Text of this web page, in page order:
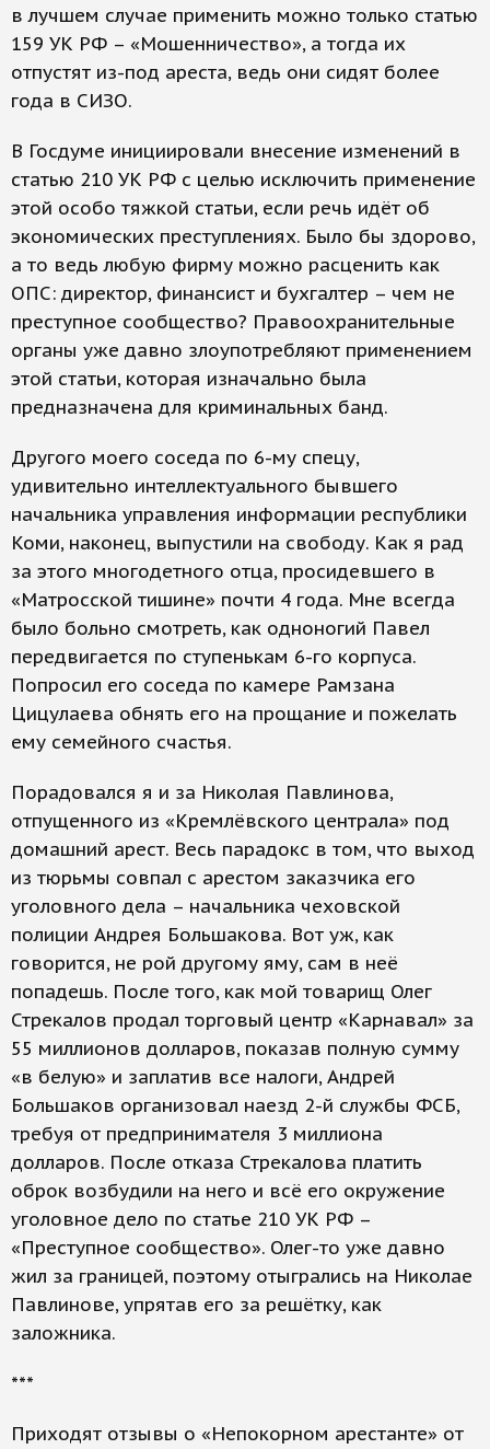
в лучшем случае применить можно только статью
159 УК РФ – «Мошенничество», а тогда их
отпустят из-под ареста, ведь они сидят более
года в СИЗО.
В Госдуме инициировали внесение изменений в
статью 210 УК РФ с целью исключить применение
этой особо тяжкой статьи, если речь идёт об
экономических преступлениях. Было бы здорово,
а то ведь любую фирму можно расценить как
ОПС: директор, финансист и бухгалтер – чем не
преступное сообщество? Правоохранительные
органы уже давно злоупотребляют применением
этой статьи, которая изначально была
предназначена для криминальных банд.
Другого моего соседа по 6-му спецу,
удивительно интеллектуального бывшего
начальника управления информации республики
Коми, наконец, выпустили на свободу. Как я рад
за этого многодетного отца, просидевшего в
«Матросской тишине» почти 4 года. Мне всегда
было больно смотреть, как одноногий Павел
передвигается по ступенькам 6-го корпуса.
Попросил его соседа по камере Рамзана
Цицулаева обнять его на прощание и пожелать
ему семейного счастья.
Порадовался я и за Николая Павлинова,
отпущенного из «Кремлёвского централа» под
домашний арест. Весь парадокс в том, что выход
из тюрьмы совпал с арестом заказчика его
уголовного дела – начальника чеховской
полиции Андрея Большакова. Вот уж, как
говорится, не рой другому яму, сам в неё
попадешь. После того, как мой товарищ Олег
Стрекалов продал торговый центр «Карнавал» за
55 миллионов долларов, показав полную сумму
«в белую» и заплатив все налоги, Андрей
Большаков организовал наезд 2-й службы ФСБ,
требуя от предпринимателя 3 миллиона
долларов. После отказа Стрекалова платить
оброк возбудили на него и всё его окружение
уголовное дело по статье 210 УК РФ –
«Преступное сообщество». Олег-то уже давно
жил за границей, поэтому отыгрались на Николае
Павлинове, упрятав его за решётку, как
заложника.
***
Приходят отзывы о «Непокорном арестанте» от